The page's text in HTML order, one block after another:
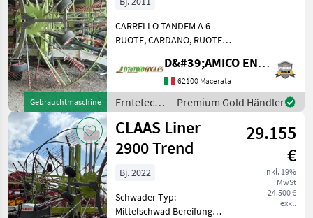
Gebrauchtmaschine
CARRELLO TANDEM A 6
RUOTE, CARDANO, RUOTE
Erntetechnik Grünland
D&#39;AMICO ENGLES SRL
62100 Macerata
Erntetechnik
Grünland /
Claas
Premium Gold Händler
CLAAS Liner
2900 Trend
29.155
€
inkl. 19%
MwSt
24.500 €
exkl.
Bj. 2022
Schwader-Typ:
Mittelschwad Bereifung